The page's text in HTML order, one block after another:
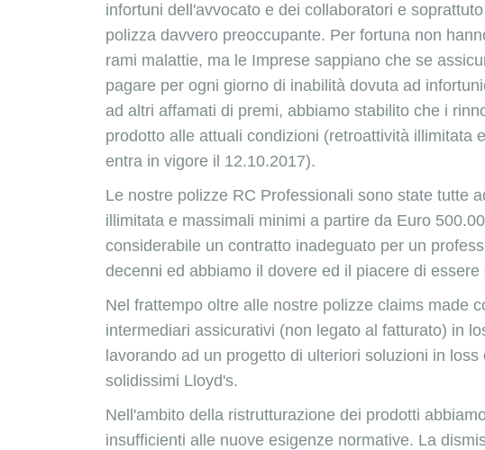
infortuni dell'avvocato e dei collaboratori e
polizza davvero preoccupante. Per fortuna non
rami malattie, ma le Imprese sappiano che se
pagare per ogni giorno di inabilità dovuta ad
ad altri affamati di premi, abbiamo stabilito che i
prodotto alle attuali condizioni (retroattività illimitata
entra in vigore il 12.10.2017).
Le nostre polizze RC Professionali sono state tutte
illimitata e massimali minimi a partire da Euro
considerabile un contratto inadeguato per un
decenni ed abbiamo il dovere ed il piacere di
Nel frattempo oltre alle nostre polizze claims made
intermediari assicurativi (non legato al fatturato) in
lavorando ad un progetto di ulteriori soluzioni in
solidissimi Lloyd's.
Nell'ambito della ristrutturazione dei prodotti
insufficienti alle nuove esigenze normative. La